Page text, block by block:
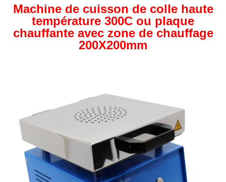
Machine de cuisson de colle haute
température 300C ou plaque
chauffante avec zone de chauffage
200X200mm